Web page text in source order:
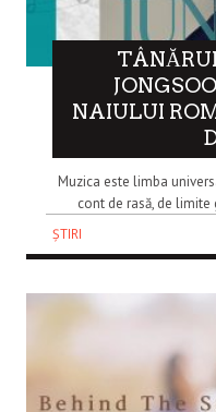
NAIULUI
Muzica este limba
cont de rasă, de
ȘTIRI